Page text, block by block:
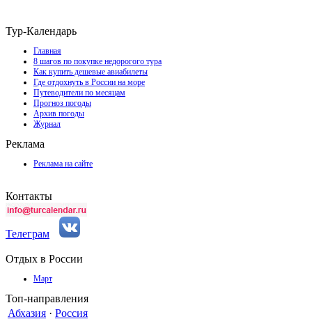
Тур-Календарь
Главная
8 шагов по покупке недорогого тура
Как купить дешевые авиабилеты
Где отдохнуть в России на море
Путеводители по месяцам
Прогноз погоды
Архив погоды
Журнал
Реклама
Реклама на сайте
Контакты
Телеграм
Отдых в России
Март
Топ-направления
Абхазия · Россия